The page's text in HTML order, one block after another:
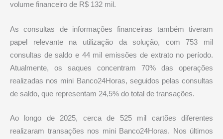
volume financeiro de R$ 132 mil.
As consultas de informações financeiras também tiveram
papel relevante na utilização da solução, com 753 mil
consultas de saldo e 44 mil emissões de extrato no período.
Atualmente, os saques concentram 70% das operações
realizadas nos mini Banco24Horas, seguidos pelas consultas
de saldo, que representam 24,5% do total de transações.
Ao longo de 2025, cerca de 525 mil cartões diferentes
realizaram transações nos mini Banco24Horas. Nos últimos